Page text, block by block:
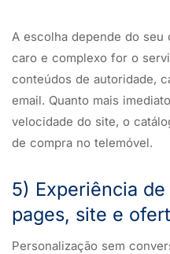
A escolha depende do seu
caro e complexo for o
conteúdos de autoridade,
email. Quanto mais
velocidade do site, o
de compra no telemóvel.
5) Experiência
pages, site e
Personalização sem